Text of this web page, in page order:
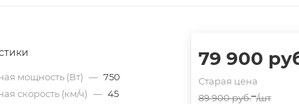
мощность (Вт) — 750
скорость (км/ч) — 45
79 900
Старая цена
89 900руб. /шт